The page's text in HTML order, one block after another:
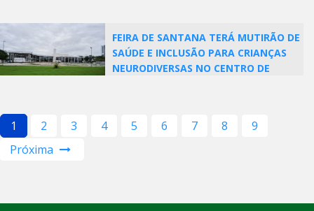
FEIRA DE SANTANA TERÁ MUTIRÃO DE
SAÚDE E INCLUSÃO PARA CRIANÇAS
NEURODIVERSAS NO CENTRO DE
1 2 3 4 5 6 7 8
9
Próxima